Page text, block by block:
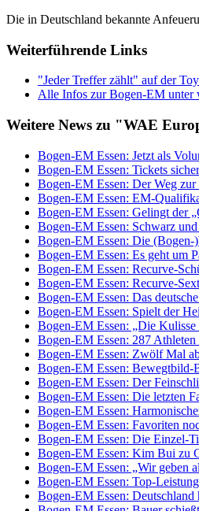
Die in Deutschland bekannte
Weiterführende Links
"Jeder Treffer zählt" auf der
Alle Infos zur Bogen-EM unter
Weitere News zu "WAE
Bogen-EM Essen: Jetzt als
Bogen-EM Essen: Tickets
Bogen-EM Essen: Der Weg
Bogen-EM Essen: EM-
Bogen-EM Essen: Gelingt der
Bogen-EM Essen: Schwarz
Bogen-EM Essen: Die (Bogen-
Bogen-EM Essen: Es geht um
Bogen-EM Essen: Recurve-
Bogen-EM Essen: Recurve-
Bogen-EM Essen: Das
Bogen-EM Essen: Spielt der
Bogen-EM Essen: „Die
Bogen-EM Essen: 287 Athleten
Bogen-EM Essen: Zwölf Mal
Bogen-EM Essen: Bewegtbild-
Bogen-EM Essen: Der
Bogen-EM Essen: Die letzten
Bogen-EM Essen:
Bogen-EM Essen: Favoriten
Bogen-EM Essen: Die Einzel-
Bogen-EM Essen: Kim Bui zu
Bogen-EM Essen: „Wir geben
Bogen-EM Essen: Top-
Bogen-EM Essen: Deutschland